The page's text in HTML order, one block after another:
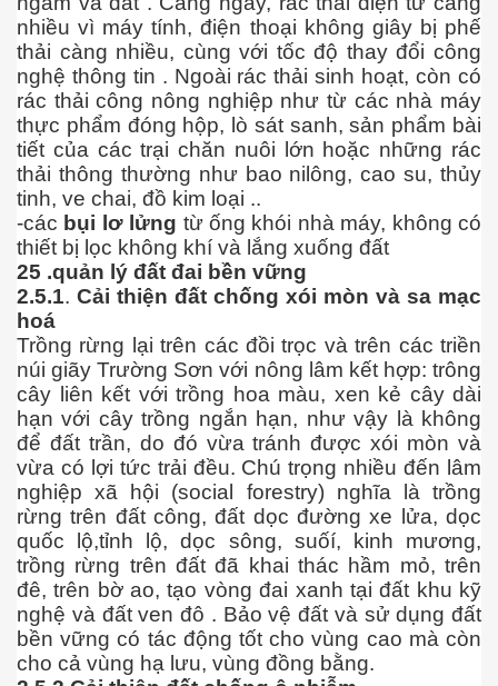
nhiều vì máy tính, điện thoại không giây bị phế
thải càng nhiều, cùng với tốc độ thay đổi công
nghệ thông tin . Ngoài rác thải sinh hoạt, còn có
rác thải công nông nghiệp như từ các nhà máy
thực phẩm đóng hộp, lò sát sanh, sản phẩm bài
tiết của các trại chăn nuôi lớn hoặc những rác
thải thông thường như bao nilông, cao su, thủy
tinh, ve chai, đồ kim loại ..
-các bụi lơ lửng từ ống khói nhà máy, không có
thiết bị lọc không khí và lắng xuống đất
25 .quản lý đất đai bền vững
2.5.1. Cải thiện đất chống xói mòn và sa mạc
hoá
Trồng rừng lại trên các đồi trọc và trên các triền
núi giãy Trường Sơn với nông lâm kết hợp: trông
cây liên kết với trồng hoa màu, xen kẻ cây dài
hạn với cây trồng ngắn hạn, như vậy là không
để đất trần, do đó vừa tránh được xói mòn và
vừa có lợi tức trải đều. Chú trọng nhiều đến lâm
nghiệp xã hội (social forestry) nghĩa là trồng
rừng trên đất công, đất dọc đường xe lửa, dọc
quốc lộ,tỉnh lộ, dọc sông, suốí, kinh mương,
trồng rừng trên đất đã khai thác hầm mỏ, trên
đê, trên bờ ao, tạo vòng đai xanh tại đất khu kỹ
nghệ và đất ven đô . Bảo vệ đất và sử dụng đất
bền vững có tác động tốt cho vùng cao mà còn
cho cả vùng hạ lưu, vùng đồng bằng.
nghệ thực phẩm
tại và tương lai
2